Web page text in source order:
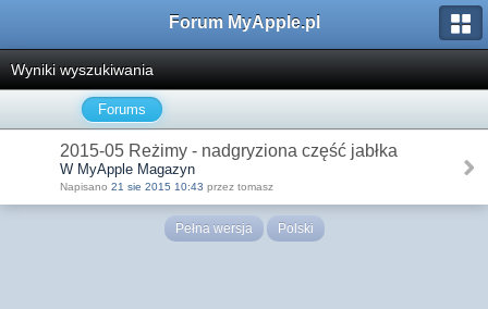
Forum MyApple.pl
Wyniki wyszukiwania
Forums
2015-05 Reżimy - nadgryziona część jabłka
W MyApple Magazyn
Napisano 21 sie 2015 10:43 przez tomasz
Pełna wersja Polski